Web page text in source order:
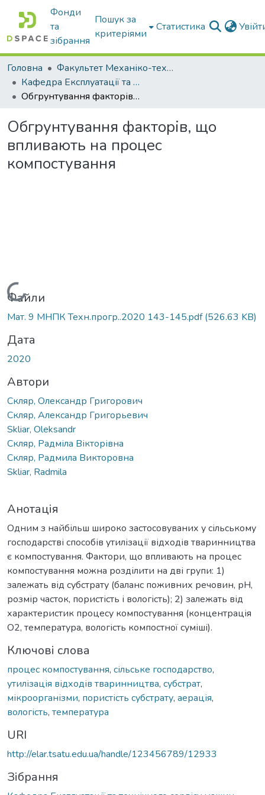
Фонди
та
зібрання
Пошук за
критеріями
Статистика
Головна
Факультет Механіко-технологічний
Кафедра Експлуатації та технічного сервісу машин
Обгрунтування факторів, що впливають на процес компостування
Обгрунтування факторів, що
впливають на процес
компостування
Вантажиться...
Файли
Мат. 9 МНПК Техн.прогр..2020 143-145.pdf(526.63 KB)
Дата
2020
Автори
Скляр, Олександр Григорович
Скляр, Александр Григорьевич
Skliar, Oleksandr
Скляр, Радміла Вікторівна
Скляр, Радмила Викторовна
Skliar, Radmila
Анотація
Одним з найбільш широко застосовуваних у сільському
господарстві способів утилізації відходів тваринництва
є компостування. Фактори, що впливають на процес
компостування можна розділити на дві групи: 1)
залежать від субстрату (баланс поживних речовин, рН,
розмір часток, пористість і вологість); 2) залежать від
характеристик процесу компостування (концентрація
O2, температура, вологість компостної суміші).
Ключові слова
процес компостування, сільське господарство,
утилізація відходів тваринництва, субстрат,
мікроорганізми, пористість субстрату, аерація,
вологість, температура
URI
http://elar.tsatu.edu.ua/handle/123456789/12933
Зібрання